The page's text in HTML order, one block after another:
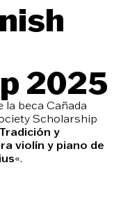
2025
la beca Cañada
Scholarship
Tradición y
violín y piano de
«.